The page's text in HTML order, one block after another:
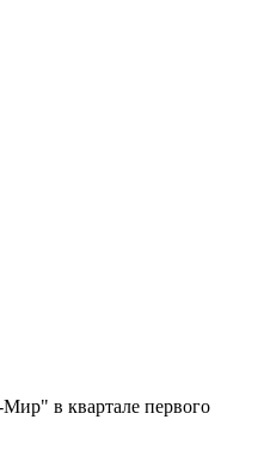
в квартале первого